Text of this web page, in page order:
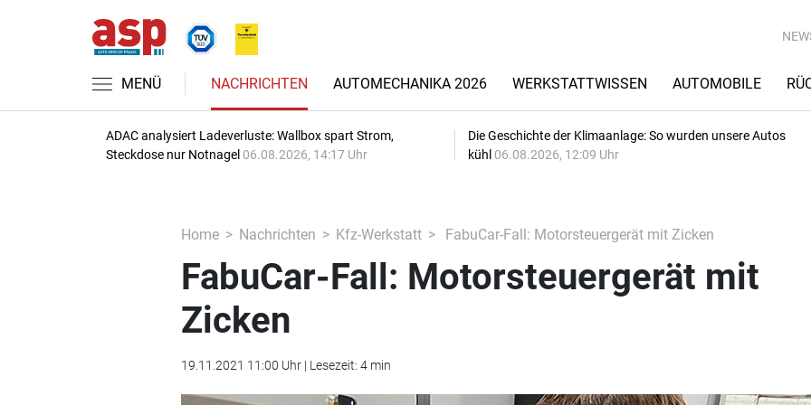
MENÜ NACHRICHTEN AUTOMECHANIKA 2026 WERKSTATTWISSEN AUTOMOBILE
ADAC analysiert Ladeverluste: Wallbox spart Strom,
Steckdose nur Notnagel 06.08.2026, 14:17 Uhr
Die Geschichte der Klimaanlage: So wurden unsere Autos
kühl 06.08.2026, 12:09 Uhr
Home Nachrichten Kfz-Werkstatt FabuCar-Fall: Motorsteuergerät mit Zicken
FabuCar-Fall: Motorsteuergerät mit
Zicken
19.11.2021 11:00 Uhr | Lesezeit: 4 min